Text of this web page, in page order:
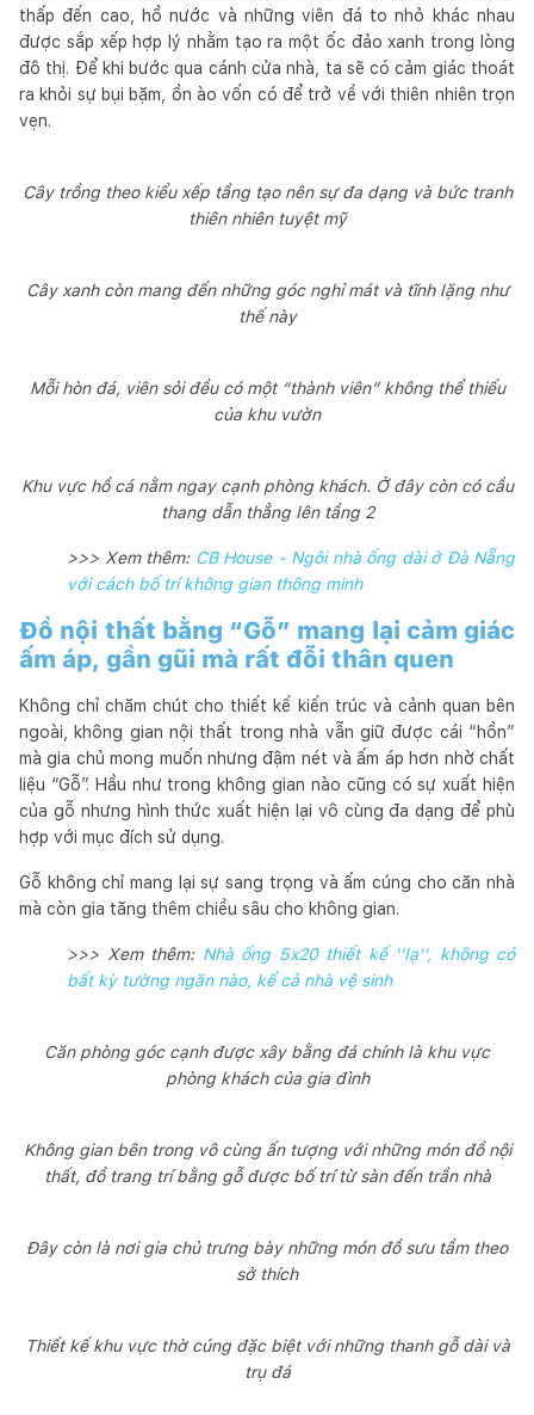
thấp đến cao, hồ nước và những viên đá to nhỏ khác nhau
được sắp xếp hợp lý nhằm tạo ra một ốc đảo xanh trong lòng
đô thị. Để khi bước qua cánh cửa nhà, ta sẽ có cảm giác thoát
ra khỏi sự bụi bặm, ồn ào vốn có để trở về với thiên nhiên trọn
vẹn.
Cây trồng theo kiểu xếp tầng tạo nên sự đa dạng và bức tranh
thiên nhiên tuyệt mỹ
Cây xanh còn mang đến những góc nghỉ mát và tĩnh lặng như
thế này
Mỗi hòn đá, viên sỏi đều có một “thành viên” không thể thiếu
của khu vườn
Khu vực hồ cá nằm ngay cạnh phòng khách. Ở đây còn có cầu
thang dẫn thẳng lên tầng 2
>>> Xem thêm: CB House - Ngôi nhà ống dài ở Đà Nẵng
với cách bố trí không gian thông minh
Đồ nội thất bằng “Gỗ” mang lại cảm giác
ấm áp, gần gũi mà rất đỗi thân quen
Không chỉ chăm chút cho thiết kế kiến trúc và cảnh quan bên
ngoài, không gian nội thất trong nhà vẫn giữ được cái “hồn”
mà gia chủ mong muốn nhưng đậm nét và ấm áp hơn nhờ chất
liệu “Gỗ”. Hầu như trong không gian nào cũng có sự xuất hiện
của gỗ nhưng hình thức xuất hiện lại vô cùng đa dạng để phù
hợp với mục đích sử dụng.
Gỗ không chỉ mang lại sự sang trọng và ấm cúng cho căn nhà
mà còn gia tăng thêm chiều sâu cho không gian.
>>> Xem thêm: Nhà ống 5x20 thiết kế ''lạ'', không có
bất kỳ tường ngăn nào, kể cả nhà vệ sinh
Căn phòng góc cạnh được xây bằng đá chính là khu vực
phòng khách của gia đình
Không gian bên trong vô cùng ấn tượng với những món đồ nội
thất, đồ trang trí bằng gỗ được bố trí từ sàn đến trần nhà
Đây còn là nơi gia chủ trưng bày những món đồ sưu tầm theo
sở thích
Thiết kế khu vực thờ cúng đặc biệt với những thanh gỗ dài và
trụ đá